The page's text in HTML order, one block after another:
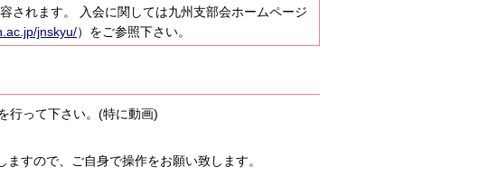
されます。 入会に関しては九州支部会ホームページ
jnskyu/）をご参照下さい。
行って下さい。(特に動画)
すので、ご自身で操作をお願い致します。